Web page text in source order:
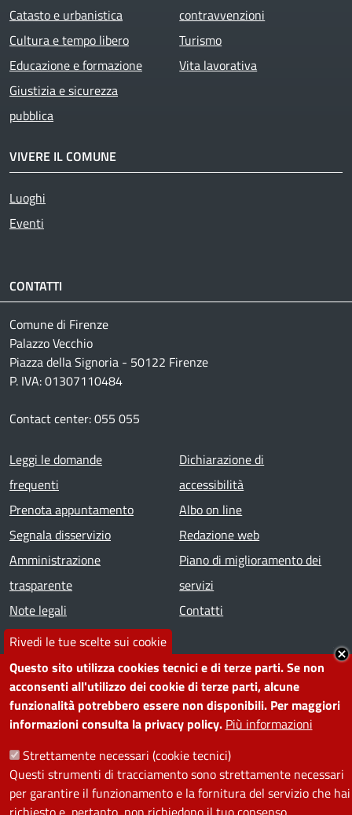
Rivedi le tue scelte sui cookie
Questo sito utilizza cookies tecnici e di terze parti. Se non
acconsenti all'utilizzo dei cookie di terze parti, alcune
funzionalità potrebbero essere non disponibili. Per maggiori
informazioni consulta la privacy policy. Più informazioni
Strettamente necessari (cookie tecnici)
Questi strumenti di tracciamento sono strettamente necessari
per garantire il funzionamento e la fornitura del servizio che hai
Catasto e urbanistica
Cultura e tempo libero
Educazione e formazione
Giustizia e sicurezza
pubblica
contravvenzioni
Turismo
Vita lavorativa
VIVERE IL COMUNE
Luoghi
Eventi
CONTATTI
Comune di Firenze
Palazzo Vecchio
Piazza della Signoria - 50122 Firenze
P. IVA: 01307110484
Contact center: 055 055
Footer menu
Leggi le domande
frequenti
Prenota appuntamento
Segnala disservizio
Amministrazione
trasparente
Note legali
Dichiarazione di
accessibilità
Albo on line
Redazione web
Piano di miglioramento dei
servizi
Contatti
SEGUICI SU
Facebook
Instagram
YouTube
Telegram
WhatsApp
TwitterLinkedin
Useful links section
La Privacy nel Comune
PRIVACY